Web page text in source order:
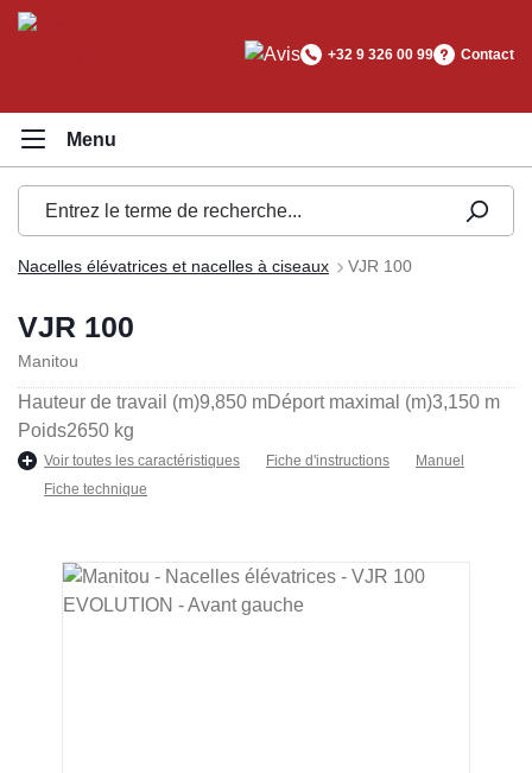
principal
+32 9 326 00 99 Contact
Nacelles élévatrices et nacelles à ciseaux VJR 100
VJR 100
Manitou
Hauteur de travail (m)9,850 mDéport maximal (m)3,150 m
Poids2650 kg
Voir toutes les caractéristiques Fiche d'instructions
Manuel
Fiche technique
Ignorer la galerie d'images